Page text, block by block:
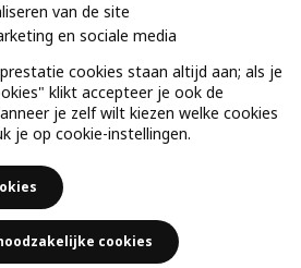
van de site
en sociale media
cookies staan altijd aan; als je
klikt accepteer je ook de
je zelf wilt kiezen welke cookies
je op cookie-instellingen.
cookies